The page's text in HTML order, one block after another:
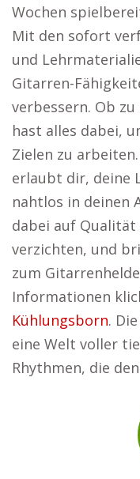
Wochen
Mit den sofort
und
Gitarren-
verbessern. Ob zu
hast alles dabei,
Zielen zu
erlaubt dir, deine
nahtlos in deinen
dabei auf
verzichten, und
zum
Informationen
Kühlungsborn.
eine Welt voller
Rhythmen, die